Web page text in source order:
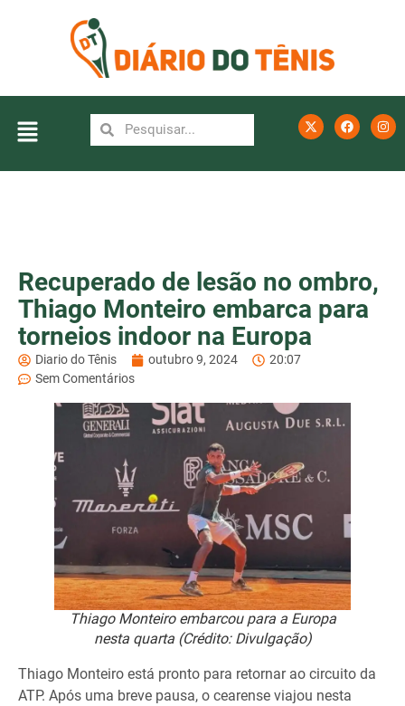
Recuperado de lesão no ombro,
Thiago Monteiro embarca para
torneios indoor na Europa
Diario do Tênis outubro 9, 2024
20:07
Sem Comentários
Thiago Monteiro embarcou para a Europa
nesta quarta (Crédito: Divulgação)
Thiago Monteiro está pronto para retornar ao circuito da
ATP. Após uma breve pausa, o cearense viajou nesta